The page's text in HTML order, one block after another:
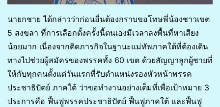
นายกชาย ได้กล่าวว่าก่อนอื่นต้องกราบขอโทษพี่น้องชาวเขต
5 สงขลา ที่การเลือกตั้งครั้งนี้ตนเองมีเวลาลงพื้นที่หาเสียง
น้อยมาก เนื่องจากติดภารกิจในฐานะแม่ทัพภาคใต้ที่ต้องเดิน
ทางไปช่วยผู้สมัครของพรรคทั้ง 60 เขต ด้วยสัญญาลูกผู้ชายที่
ให้กับทุกคนตั้งแต่วันแรกที่รับตำแหน่งรองหัวหน้าพรรค
ประชาธิปัตย์ ภาคใต้ ว่าขอทำงานอย่างเต็มที่เพื่อเป้าหมาย 3
ประการคือ ฟื้นฟูพรรคประชาธิปัตย์ ฟื้นฟูภาคใต้ และฟื้นฟู